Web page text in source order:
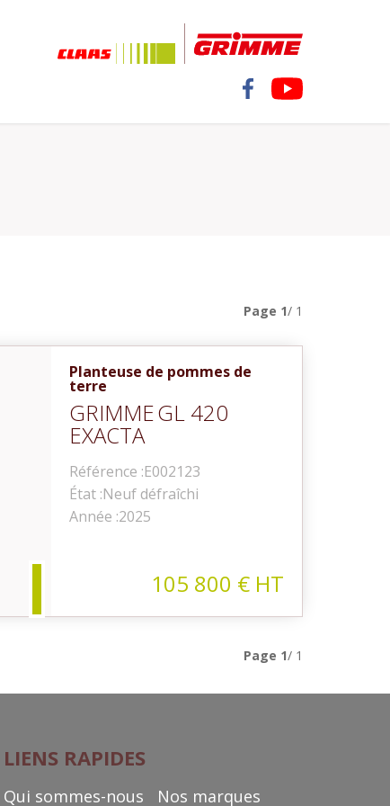
Page 1/ 1
Planteuse de pommes de
terre
GRIMMEGL 420
EXACTA
Référence :E002123
État :Neuf défraîchi
Année :2025
105 800 € HT
Page 1/ 1
LIENS RAPIDES
Qui sommes-nous Nos marques